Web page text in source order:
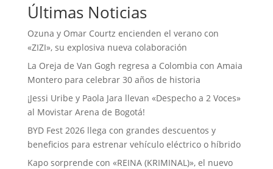
Últimas Noticias
Ozuna y Omar Courtz encienden el verano con
«ZIZI», su explosiva nueva colaboración
La Oreja de Van Gogh regresa a Colombia con Amaia
Montero para celebrar 30 años de historia
¡Jessi Uribe y Paola Jara llevan «Despecho a 2 Voces»
al Movistar Arena de Bogotá!
BYD Fest 2026 llega con grandes descuentos y
beneficios para estrenar vehículo eléctrico o híbrido
Kapo sorprende con «REINA (KRIMINAL)», el nuevo